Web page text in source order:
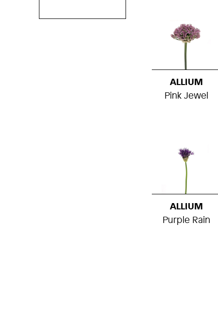
ALLIUM
Pink Jewel
ALLIUM
Purple Rain